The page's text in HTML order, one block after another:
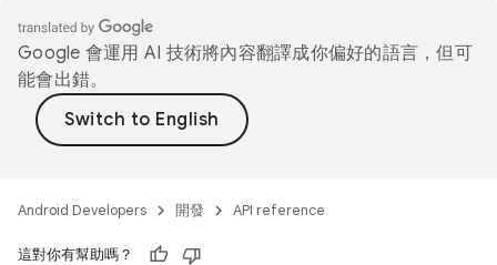
Google 會運用 AI 技術將內容翻譯成你偏好的語言，但可
能會出錯。
Android Developers 開發 API reference
這對你有幫助嗎？